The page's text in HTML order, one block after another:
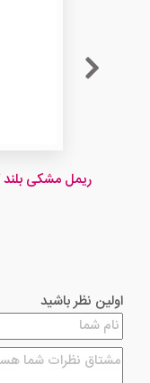
ریمل مشکی بلند
اولین نظر باشید